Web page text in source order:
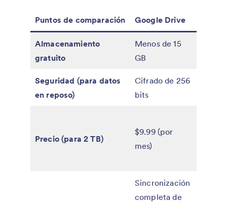
Puntos de comparación Google Drive
Almacenamiento
gratuito
Menos de 15
GB
Seguridad (para datos
en reposo)
Cifrado de 256
bits
Precio (para 2 TB)
$9.99 (por
mes)
Sincronización
completa de